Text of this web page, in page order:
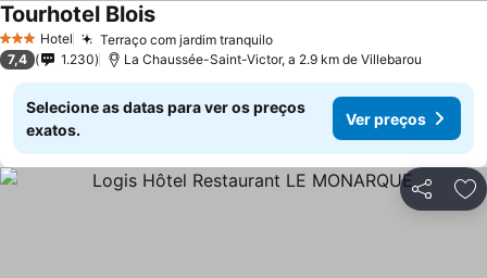
3 EstrelasHotel Terraço com jardim tranquiloVer preços
Tourhotel BloisVer preços
7,4 1.230 La Chaussée-Saint-Victor, a 2.9 km de Villebarou
Selecione as datas para ver os preços
exatos.
Ver preços
Partilhar